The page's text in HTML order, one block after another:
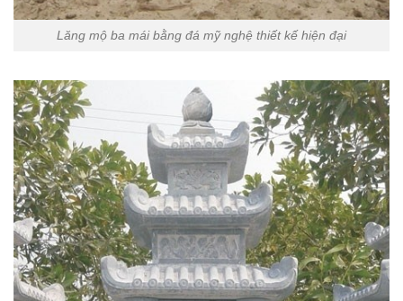
Lăng mộ ba mái bằng đá mỹ nghệ thiết kế hiện đại